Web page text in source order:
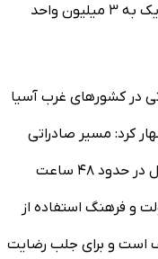
هزار فقره پروانه ساختمانی، با انباشت نزدیک به ۳ میلیون واحد
در کشورهای غرب آسیا
کرد: مسیر صادراتی
چندان نامناسب نیست و فرآیند حمل‌ونقل در حدود ۴۸ ساعت
و فرهنگ استفاده از
است و برای جلب رضایت